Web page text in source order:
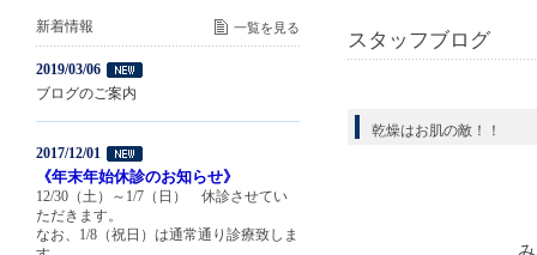
スタッフブログ
乾燥はお肌の敵！！
新着情報 一覧を見る
2019/03/06
ブログのご案内
2017/12/01
《年末年始休診のお知らせ》
12/30（土）～1/7（日） 休診させてい
ただきます。
なお、1/8（祝日）は通常通り診療致しま